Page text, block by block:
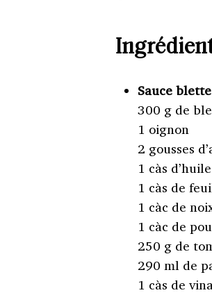
Sauce
300 g de
1 oignon
2 gousses
1 càs
1 càs de
1 càc de
1 càc de
250 g de
290 ml de
1 càs de